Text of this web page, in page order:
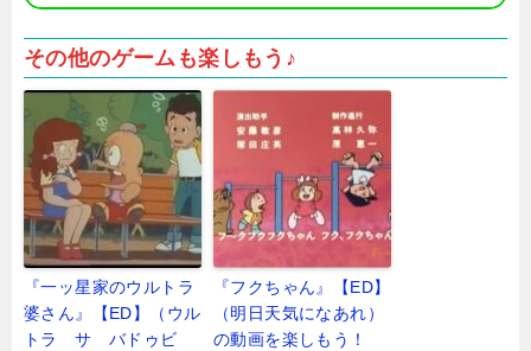
その他のゲームも楽しもう♪
『一ッ星家のウルトラ
婆さん』【ED】（ウル
トラ サ バドゥビ
『フクちゃん』【ED】
（明日天気になあれ）
の動画を楽しもう！